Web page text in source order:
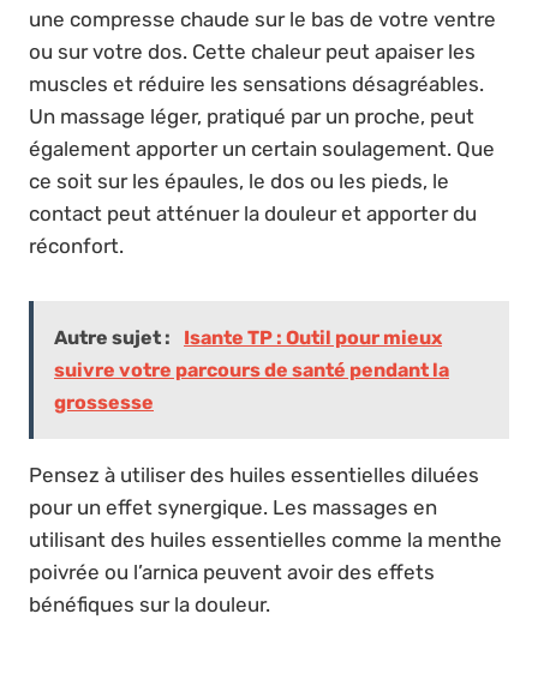
une compresse chaude sur le bas de votre ventre
ou sur votre dos. Cette chaleur peut apaiser les
muscles et réduire les sensations désagréables.
Un massage léger, pratiqué par un proche, peut
également apporter un certain soulagement. Que
ce soit sur les épaules, le dos ou les pieds, le
contact peut atténuer la douleur et apporter du
réconfort.
Autre sujet :
Isante TP : Outil pour mieux
suivre votre parcours de santé pendant la
grossesse
Pensez à utiliser des huiles essentielles diluées
pour un effet synergique. Les massages en
utilisant des huiles essentielles comme la menthe
poivrée ou l’arnica peuvent avoir des effets
bénéfiques sur la douleur.